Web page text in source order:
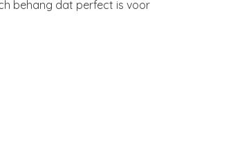
behang dat perfect is voor